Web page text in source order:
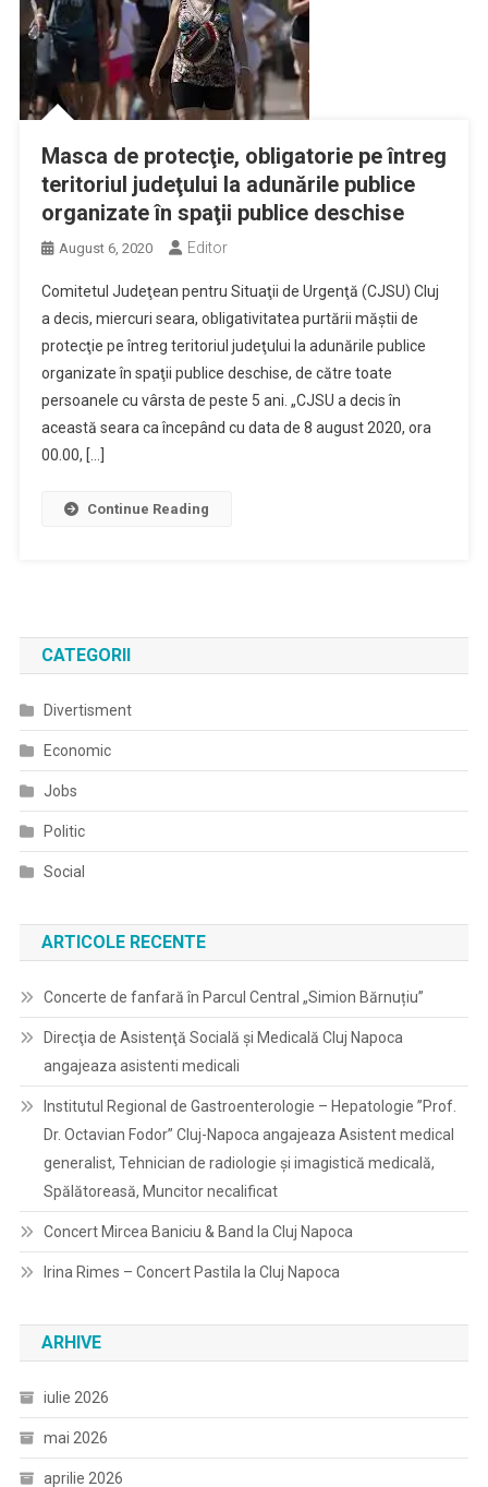
Masca de protecţie, obligatorie pe întreg
teritoriul judeţului la adunările publice
organizate în spaţii publice deschise
August 6, 2020 Editor
Comitetul Judeţean pentru Situaţii de Urgenţă (CJSU) Cluj
a decis, miercuri seara, obligativitatea purtării măştii de
protecţie pe întreg teritoriul judeţului la adunările publice
organizate în spaţii publice deschise, de către toate
persoanele cu vârsta de peste 5 ani. „CJSU a decis în
această seara ca începând cu data de 8 august 2020, ora
00.00, […]
Continue Reading
CATEGORII
Divertisment
Economic
Jobs
Politic
Social
ARTICOLE RECENTE
Concerte de fanfară în Parcul Central „Simion Bărnuțiu”
Direcţia de Asistenţă Socială şi Medicală Cluj Napoca
angajeaza asistenti medicali
Institutul Regional de Gastroenterologie – Hepatologie ”Prof.
Dr. Octavian Fodor” Cluj-Napoca angajeaza Asistent medical
generalist, Tehnician de radiologie și imagistică medicală,
Spălătoreasă, Muncitor necalificat
Concert Mircea Baniciu & Band la Cluj Napoca
Irina Rimes – Concert Pastila la Cluj Napoca
ARHIVE
iulie 2026
mai 2026
aprilie 2026